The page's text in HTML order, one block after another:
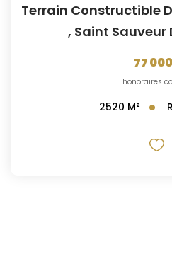
, Saint Sauveur
77
honoraires
2520 M²